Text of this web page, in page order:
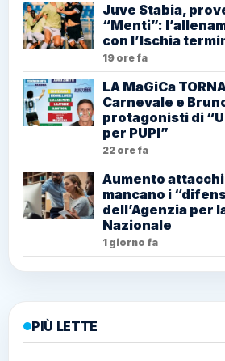
Juve Stabia,
“Menti”:
con l’Ischia
19 ore fa
LA MaGiCa
Carnevale e
protagonisti di
per PUPI”
22 ore fa
Aumento
mancano i
dell’Agenzia per
Nazionale
1 giorno fa
PIÙ LETTE